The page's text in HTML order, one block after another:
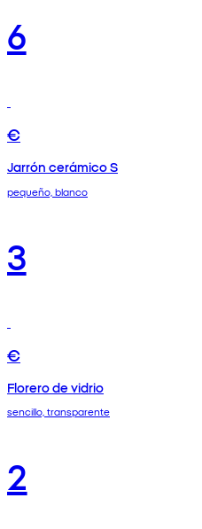
6
€
Jarrón cerámico S
pequeño, blanco
3
€
Florero de vidrio
sencillo, transparente
2